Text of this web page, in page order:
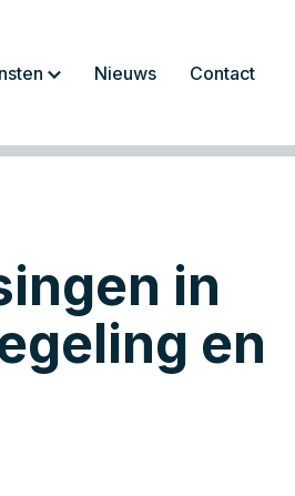
en personeel
Nieuws Contact
in
en